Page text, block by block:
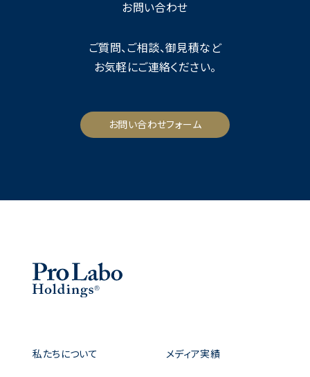
お問い合わせ
ご質問、ご相談、御見積など
お気軽にご連絡ください。
お問い合わせフォーム
私たちについて メディア実績